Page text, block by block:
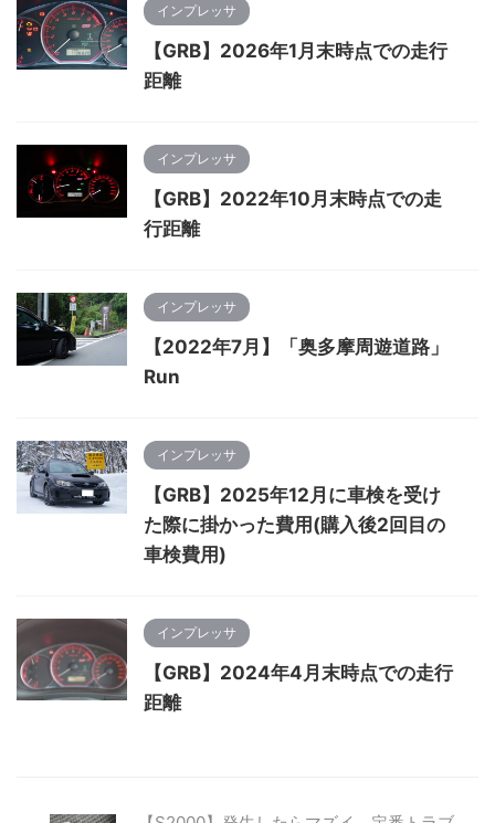
インプレッサ
【GRB】2026年1月末時点での走行
距離
インプレッサ
【GRB】2022年10月末時点での走
行距離
インプレッサ
【2022年7月】「奥多摩周遊道路」
Run
インプレッサ
【GRB】2025年12月に車検を受け
た際に掛かった費用(購入後2回目の
車検費用)
インプレッサ
【GRB】2024年4月末時点での走行
距離